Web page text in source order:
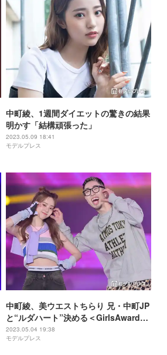
中町綾、1週間ダイエットの驚きの結果
明かす「結構頑張った」
2023.05.09 18:41
モデルプレス
中町綾、美ウエストちらり 兄・中町JP
と“ルダハート”決める＜GirlsAward
2023 S／S＞
2023.05.04 19:38
モデルプレス